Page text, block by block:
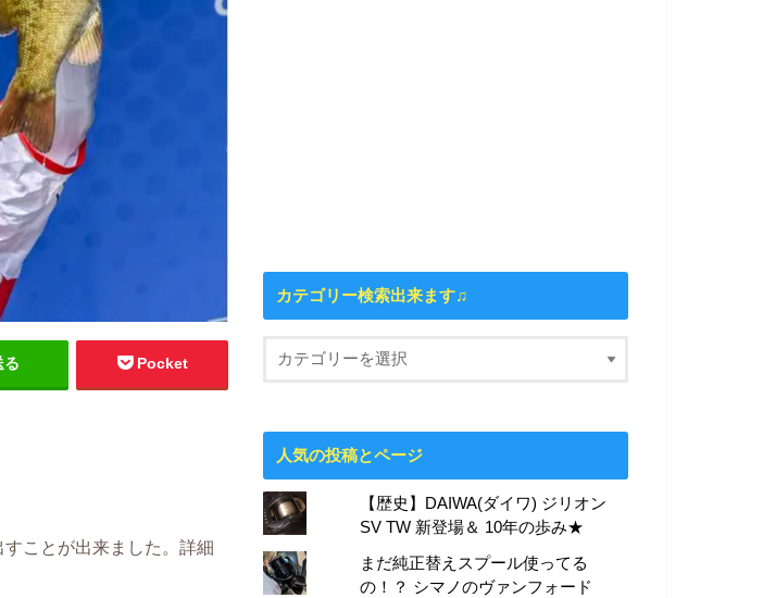
る Pocket
ことが出来ました。詳細
カテゴリー検索出来ます♫
人気の投稿とページ
【歴史】DAIWA(ダイワ) ジリオン
SV TW 新登場＆ 10年の歩み★
まだ純正替えスプール使ってる
の！？ シマノのヴァンフォード